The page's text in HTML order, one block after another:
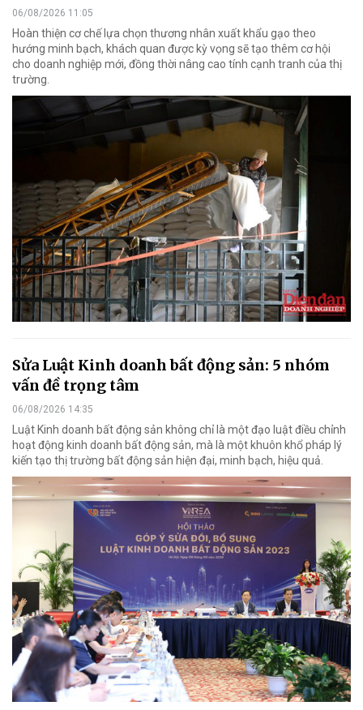
06/08/2026 11:05
Hoàn thiện cơ chế lựa chọn thương nhân xuất khẩu gạo theo
hướng minh bạch, khách quan được kỳ vọng sẽ tạo thêm cơ hội
cho doanh nghiệp mới, đồng thời nâng cao tính cạnh tranh của thị
trường.
Sửa Luật Kinh doanh bất động sản: 5 nhóm
vấn đề trọng tâm
06/08/2026 14:35
Luật Kinh doanh bất động sản không chỉ là một đạo luật điều chỉnh
hoạt động kinh doanh bất động sản, mà là một khuôn khổ pháp lý
kiến tạo thị trường bất động sản hiện đại, minh bạch, hiệu quả.